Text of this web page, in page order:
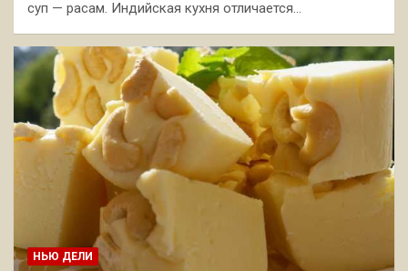
суп — расам. Индийская кухня отличается…
НЬЮ ДЕЛИ